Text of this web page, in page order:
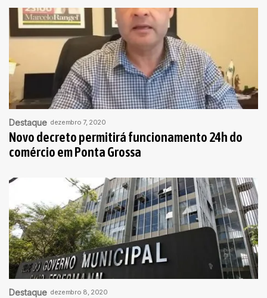
Destaque dezembro 7, 2020
Novo decreto permitirá funcionamento 24h do
comércio em Ponta Grossa
Destaque dezembro 8, 2020